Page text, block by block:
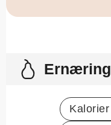
Ernæring
Kalorier